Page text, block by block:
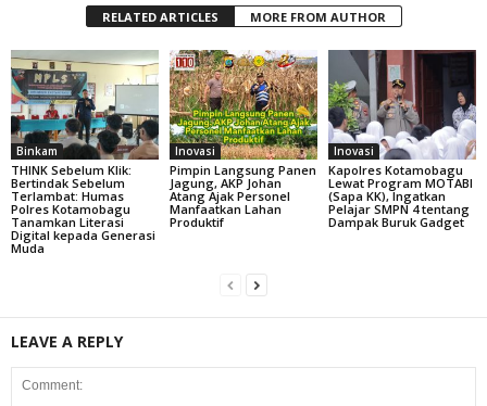
RELATED ARTICLES MORE FROM AUTHOR
Binkam
THINK Sebelum Klik:
Bertindak Sebelum
Terlambat: Humas
Polres Kotamobagu
Tanamkan Literasi
Digital kepada Generasi
Muda
Inovasi
Pimpin Langsung Panen
Jagung, AKP Johan
Atang Ajak Personel
Manfaatkan Lahan
Produktif
Inovasi
Kapolres Kotamobagu
Lewat Program MOTABI
(Sapa KK), Ingatkan
Pelajar SMPN 4 tentang
Dampak Buruk Gadget
LEAVE A REPLY